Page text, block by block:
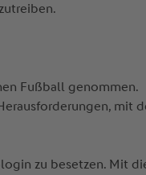
Fußball genommen.
mit
zu besetzen. Mit